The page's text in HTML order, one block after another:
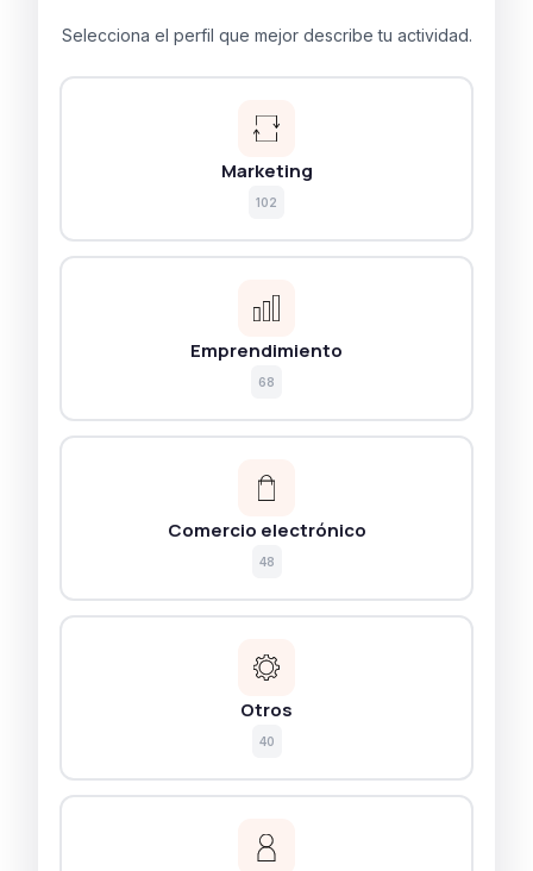
Selecciona el perfil que mejor describe tu actividad.
Marketing
102
Emprendimiento
68
Comercio electrónico
48
Otros
40